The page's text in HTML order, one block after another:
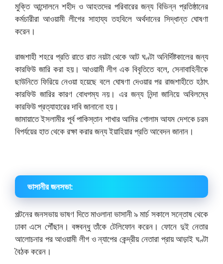
মুক্তি আন্দোলনে শহীদ ও আহতদের পরিবারের জন্য বিভিন্ন প্রতিষ্ঠানের
কর্মচারীরা আওয়ামী লীগের সাহায্য তহবিলে অর্থদানের সিদ্ধান্ত ঘোষণা
করেন।
রাজশাহী শহরে প্রতি রাতে রাত নয়টা থেকে আট ঘণ্টা অনির্দিষ্টকালের জন্য
কারফিউ জারি করা হয়। আওয়ামী লীগ এক বিবৃতিতে বলে, সেনাবাহিনীকে
ছাউনিতে ফিরিয়ে নেওয়া হয়েছে বলে ঘোষণা দেওয়ার পর রাজশাহীতে হঠাৎ
কারফিউ জারির কারণ বোধগম্য নয়। এর জন্য নিন্দা জানিয়ে অবিলম্বে
কারফিউ প্রত্যাহারের দাবি জানানো হয়।
জামায়াতে ইসলামীর পূর্ব পাকিস্তান শাখার আমির গোলাম আযম দেশকে চরম
বিপর্যয়ের হাত থেকে রক্ষা করার জন্য ইয়াহিয়ার প্রতি আবেদন জানান।
ভাসানীর জনসভা:
পল্টনের জনসভায় ভাষণ দিতে মাওলানা ভাসানী ৯ মার্চ সকালে সন্তোষ থেকে
ঢাকা এসে পৌঁছান। বঙ্গবন্ধু তাঁকে টেলিফোন করেন। ফোনে দুই নেতার
আলোচনার পর আওয়ামী লীগ ও ন্যাপের কেন্দ্রীয় নেতারা প্রায় আড়াই ঘণ্টা
বৈঠক করেন।